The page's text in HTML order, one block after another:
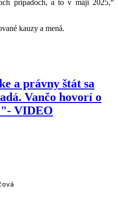
prípadoch, a to v máji 2025,“
kauzy a mená.
a právny štát sa
Vančo hovorí o
VIDEO